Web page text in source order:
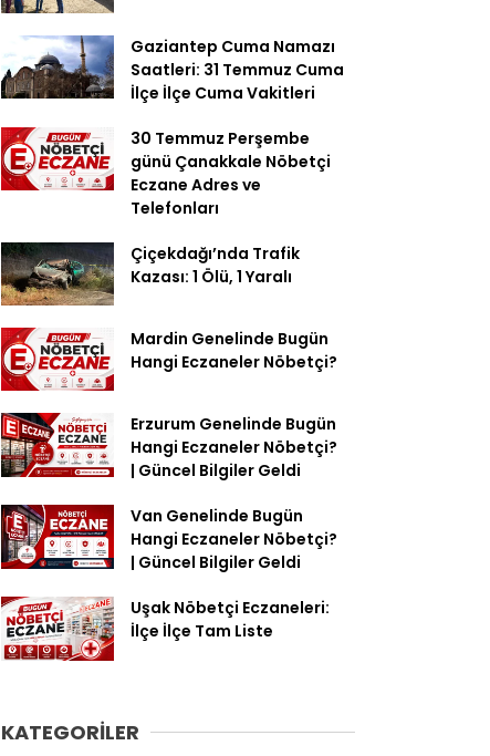
Gaziantep Cuma Namazı
Saatleri: 31 Temmuz Cuma
İlçe İlçe Cuma Vakitleri
30 Temmuz Perşembe
günü Çanakkale Nöbetçi
Eczane Adres ve
Telefonları
Çiçekdağı’nda Trafik
Kazası: 1 Ölü, 1 Yaralı
Mardin Genelinde Bugün
Hangi Eczaneler Nöbetçi?
Erzurum Genelinde Bugün
Hangi Eczaneler Nöbetçi?
| Güncel Bilgiler Geldi
Van Genelinde Bugün
Hangi Eczaneler Nöbetçi?
| Güncel Bilgiler Geldi
Uşak Nöbetçi Eczaneleri:
İlçe İlçe Tam Liste
KATEGORİLER